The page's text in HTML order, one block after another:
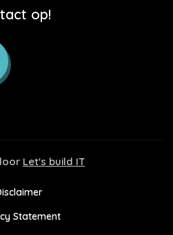
op!
Let's build IT
Statement